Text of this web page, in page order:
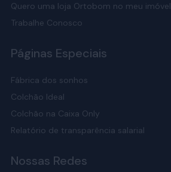
Quero uma loja Ortobom no meu imóvel
Trabalhe Conosco
Páginas Especiais
Fábrica dos sonhos
Colchão Ideal
Colchão na Caixa Only
Relatório de transparência salarial
Nossas Redes